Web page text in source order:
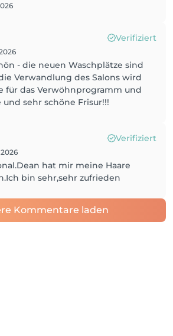
Verifiziert
- die neuen Waschplätze sind
Verwandlung des Salons wird
für das Verwöhnprogramm und
sehr schöne Frisur!!!
Verifiziert
hat mir meine Haare
bin sehr,sehr zufrieden
Kommentare laden